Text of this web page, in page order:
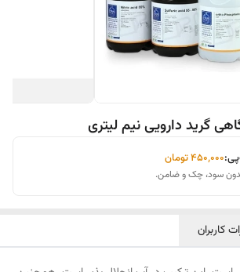
گرید دارویی نیم لیتری
۴۵۰٬۰۰۰تومان
کاربران